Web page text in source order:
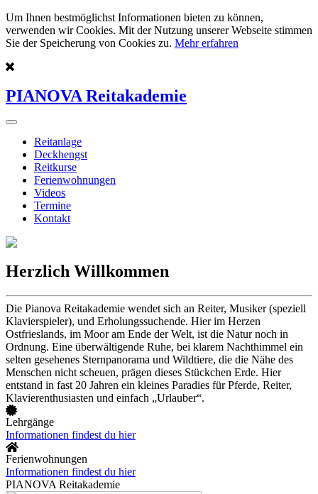
Um Ihnen bestmöglichst Informationen bieten zu können,
verwenden wir Cookies. Mit der Nutzung unserer Webseite stimmen
Sie der Speicherung von Cookies zu. Mehr erfahren
PIANOVA Reitakademie
Reitanlage
Deckhengst
Reitkurse
Ferienwohnungen
Videos
Termine
Kontakt
Herzlich Willkommen
Die Pianova Reitakademie wendet sich an Reiter, Musiker (speziell
Klavierspieler), und Erholungssuchende. Hier im Herzen
Ostfrieslands, im Moor am Ende der Welt, ist die Natur noch in
Ordnung. Eine überwältigende Ruhe, bei klarem Nachthimmel ein
selten gesehenes Sternpanorama und Wildtiere, die die Nähe des
Menschen nicht scheuen, prägen dieses Stückchen Erde. Hier
entstand in fast 20 Jahren ein kleines Paradies für Pferde, Reiter,
Klavierenthusiasten und einfach „Urlauber“.
Lehrgänge
Informationen findest du hier
Ferienwohnungen
Informationen findest du hier
PIANOVA Reitakademie